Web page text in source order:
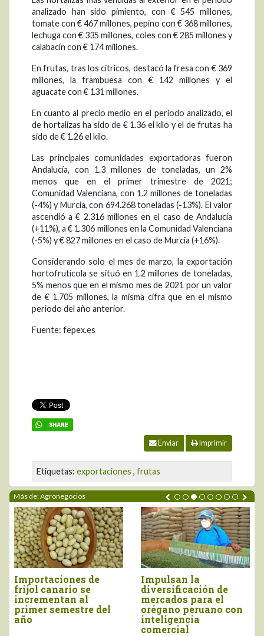
analizado han sido pimiento, con € 545 millones,
tomate con € 467 millones, pepino con € 368 millones,
lechuga con € 335 millones, coles con € 285 millones y
calabacín con € 174 millones.
En frutas, tras los cítricos, destacó la fresa con € 369
millones, la frambuesa con € 142 millones y el
aguacate con € 131 millones.
En cuanto al precio medio en el periodo analizado, el
de hortalizas ha sido de € 1.36 el kilo y el de frutas ha
sido de € 1.26 el kilo.
Las principales comunidades exportadoras fueron
Andalucía, con 1.3 millones de toneladas, un 2%
menos que en el primer trimestre de 2021;
Comunidad Valenciana, con 1.2 millones de toneladas
(-4%) y Murcia, con 694.268 toneladas (-13%). El valor
ascendió a € 2.316 millones en el caso de Andalucía
(+11%), a € 1.306 millones en la Comunidad Valenciana
(-5%) y € 827 millones en el caso de Murcia (+16%).
Considerando solo el mes de marzo, la exportación
hortofrutícola se situó en 1.2 millones de toneladas,
5% menos que en el mismo mes de 2021 por un valor
de € 1.705 millones, la misma cifra que en el mismo
periodo del año anterior.
Fuente: fepex.es
Enviar Imprimir
Etiquetas: exportaciones , frutas
Más de: Agronegocios
de
canario se
al
semestre del
Impulsan la
diversificación de
mercados para el
orégano peruano con
inteligencia
comercial